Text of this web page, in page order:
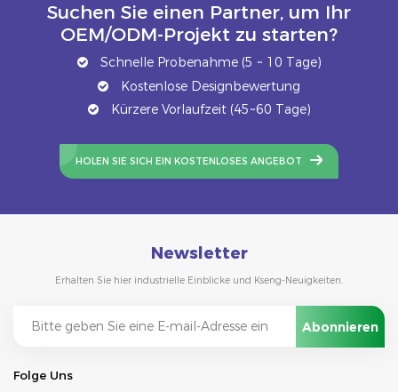
Suchen Sie einen Partner, um Ihr
OEM/ODM-Projekt zu starten?
Schnelle Probenahme (5 ~ 10 Tage)
Kostenlose Designbewertung
Kürzere Vorlaufzeit (45~60 Tage)
HOLEN SIE SICH EIN KOSTENLOSES ANGEBOT
Newsletter
Erhalten Sie hier industrielle Einblicke und Kseng-Neuigkeiten.
Folge Uns